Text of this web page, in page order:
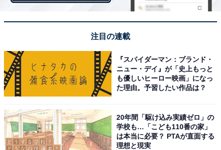
ですが過放電の状態が長く続くことはリチウムイオン電
池にとって決して良い状態とはいえず、劣化が進んでし
まえばそもそも充電自体ができなくなってしまいます。
そうなってしまうとバッテリーごと交換しなければ使え
しまうことには注意が必要なわけです。
注目の連載
『スパイダーマン：ブランド・
ニュー・デイ』が「史上もっと
も優しいヒーロー映画」になっ
た理由。予習したい作品は？
20年間「駆け込み実績ゼロ」の
学校も…「こども110番の家」
は本当に必要？ PTAが直面する
理想と現実